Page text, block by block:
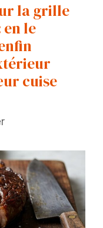
la grille
le
cuise